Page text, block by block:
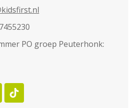
PO groep Peuterhonk: